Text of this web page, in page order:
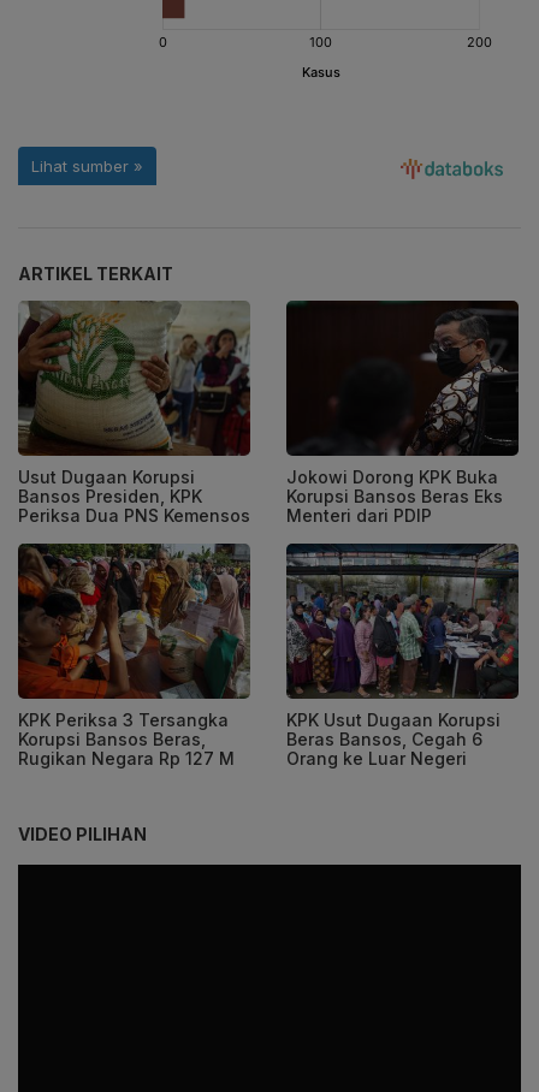
ARTIKEL TERKAIT
Usut Dugaan Korupsi
Bansos Presiden, KPK
Periksa Dua PNS Kemensos
Jokowi Dorong KPK Buka
Korupsi Bansos Beras Eks
Menteri dari PDIP
KPK Periksa 3 Tersangka
Korupsi Bansos Beras,
Rugikan Negara Rp 127 M
KPK Usut Dugaan Korupsi
Beras Bansos, Cegah 6
Orang ke Luar Negeri
VIDEO PILIHAN